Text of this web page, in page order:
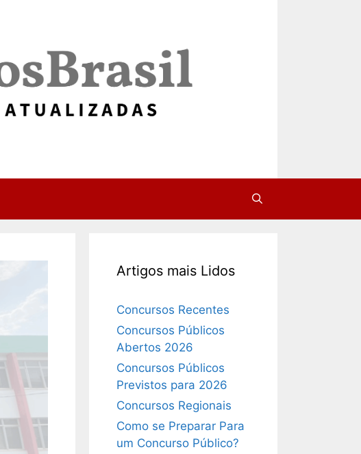
Artigos mais Lidos
Concursos Recentes
Concursos Públicos
Abertos 2026
Concursos Públicos
Previstos para 2026
Concursos Regionais
Como se Preparar Para
um Concurso Público?